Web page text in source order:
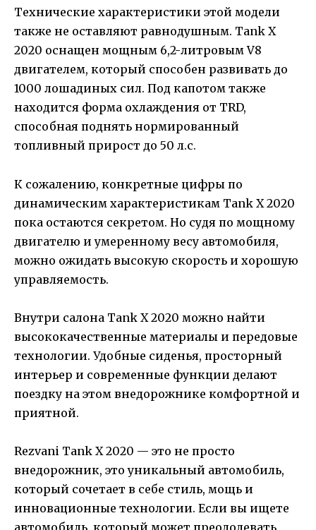
Технические характеристики этой модели
также не оставляют равнодушным. Tank X
2020 оснащен мощным 6,2-литровым V8
двигателем, который способен развивать до
1000 лошадиных сил. Под капотом также
находится форма охлаждения от TRD,
способная поднять нормированный
топливный прирост до 50 л.с.
К сожалению, конкретные цифры по
динамическим характеристикам Tank X 2020
пока остаются секретом. Но судя по мощному
двигателю и умеренному весу автомобиля,
можно ожидать высокую скорость и хорошую
управляемость.
Внутри салона Tank X 2020 можно найти
высококачественные материалы и передовые
технологии. Удобные сиденья, просторный
интерьер и современные функции делают
поездку на этом внедорожнике комфортной и
приятной.
Rezvani Tank X 2020 — это не просто
внедорожник, это уникальный автомобиль,
который сочетает в себе стиль, мощь и
инновационные технологии. Если вы ищете
автомобиль, который может преодолевать